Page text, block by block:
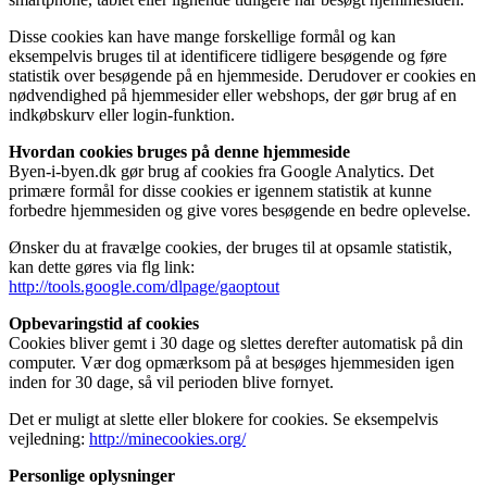
Disse cookies kan have mange forskellige formål og kan
eksempelvis bruges til at identificere tidligere besøgende og føre
statistik over besøgende på en hjemmeside. Derudover er cookies en
nødvendighed på hjemmesider eller webshops, der gør brug af en
indkøbskurv eller login-funktion.
Hvordan cookies bruges på denne hjemmeside
Byen-i-byen.dk gør brug af cookies fra Google Analytics. Det
primære formål for disse cookies er igennem statistik at kunne
forbedre hjemmesiden og give vores besøgende en bedre oplevelse.
Ønsker du at fravælge cookies, der bruges til at opsamle statistik,
kan dette gøres via flg link:
http://tools.google.com/dlpage/gaoptout
Opbevaringstid af cookies
Cookies bliver gemt i 30 dage og slettes derefter automatisk på din
computer. Vær dog opmærksom på at besøges hjemmesiden igen
inden for 30 dage, så vil perioden blive fornyet.
Det er muligt at slette eller blokere for cookies. Se eksempelvis
vejledning: http://minecookies.org/
Personlige oplysninger